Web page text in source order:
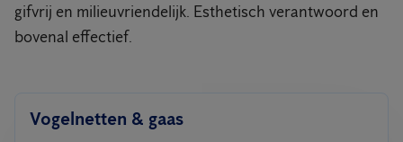
gifvrij en milieuvriendelijk. Esthetisch verantwoord en
bovenal effectief.
Vogelnetten & gaas